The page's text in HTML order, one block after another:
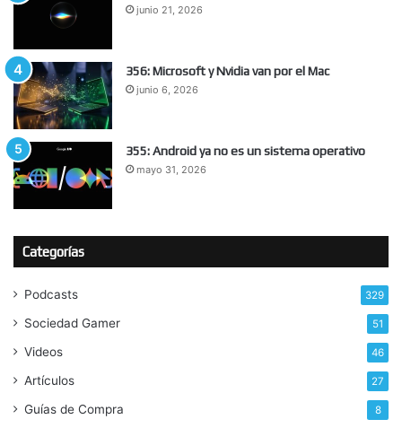
junio 21, 2026
356: Microsoft y Nvidia van por el Mac
junio 6, 2026
355: Android ya no es un sistema operativo
mayo 31, 2026
Categorías
Podcasts 329
Sociedad Gamer 51
Videos 46
Artículos 27
Guías de Compra 8